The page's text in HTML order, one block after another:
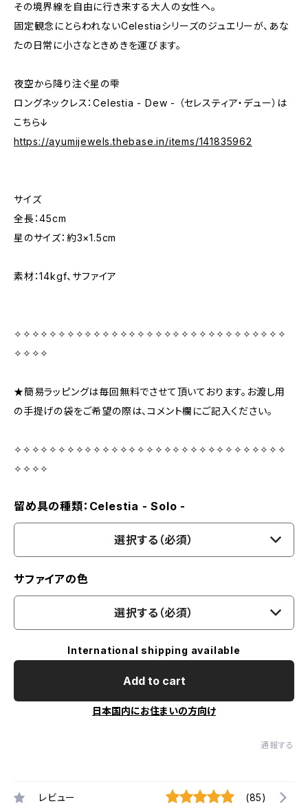
その境界線を自由に行き来する大人の女性へ。
固定観念にとらわれないCelestiaシリーズのジュエリーが、あな
たの日常に小さなときめきを運びます。
夜空から降り注ぐ星の雫
ロングネックレス：Celestia - Dew - （セレスティア・デュー）は
こちら↓
https://ayumijewels.thebase.in/items/141835962
サイズ
全長：45cm
星のサイズ：約3×1.5cm
素材：14kgf、サファイア
✧✧✧✧✧✧✧✧✧✧✧✧✧✧✧✧✧✧✧✧✧✧✧✧✧✧✧✧✧✧✧
✧✧✧✧
★簡易ラッピングは毎回無料でさせて頂いております。お渡し用
の手提げの袋をご希望の際は、コメント欄にご記入ください。
✧✧✧✧✧✧✧✧✧✧✧✧✧✧✧✧✧✧✧✧✧✧✧✧✧✧✧✧✧✧✧
✧✧✧✧
留め具の種類：Celestia - Solo -
選択する（必須）
サファイアの色
選択する（必須）
International shipping available
Add to cart
日本国内にお住まいの方向け
通報する
レビュー (85)